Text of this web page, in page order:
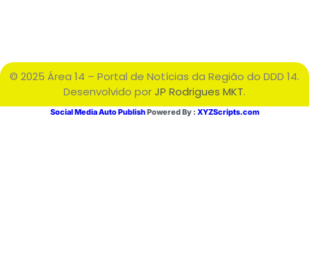
© 2025 Área 14 – Portal de Notícias da Região do DDD 14.
Desenvolvido porJP Rodrigues MKT.
Social Media Auto PublishPowered By : XYZScripts.com